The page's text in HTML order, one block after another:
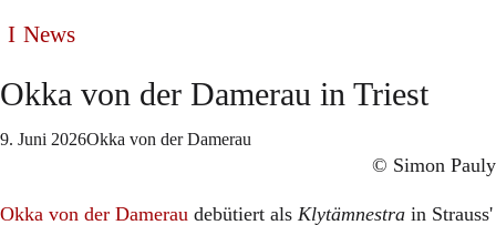
News
Okka von der Damerau in Triest
9. Juni 2026Okka von der Damerau
© Simon Pauly
Okka von der Damerau debütiert als Klytämnestra in Strauss'